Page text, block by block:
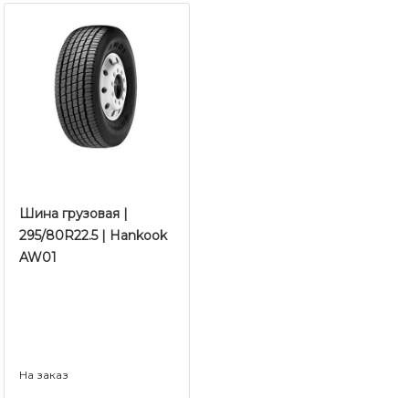
Шина грузовая |
295/80R22.5 | Hankook
AW01
На заказ